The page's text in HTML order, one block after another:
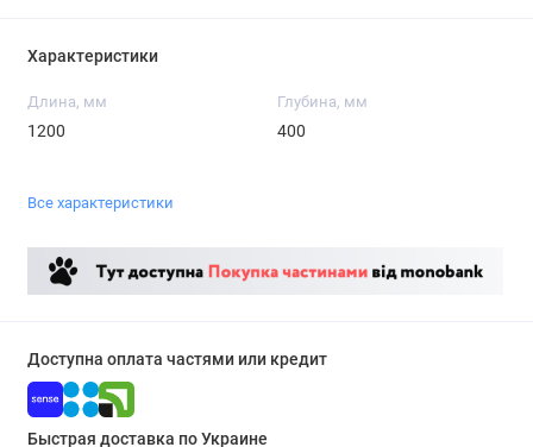
Характеристики
Длина, мм
1200
Глубина, мм
400
Все характеристики
Доступна оплата частями или кредит
Быстрая доставка по Украине